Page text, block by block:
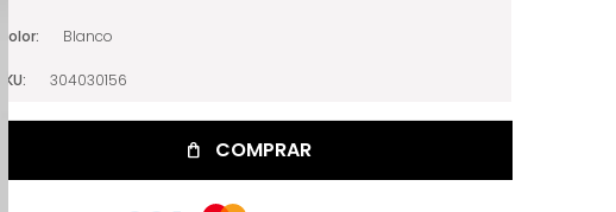
Color Blanco
SKU 304030156
COMPRAR